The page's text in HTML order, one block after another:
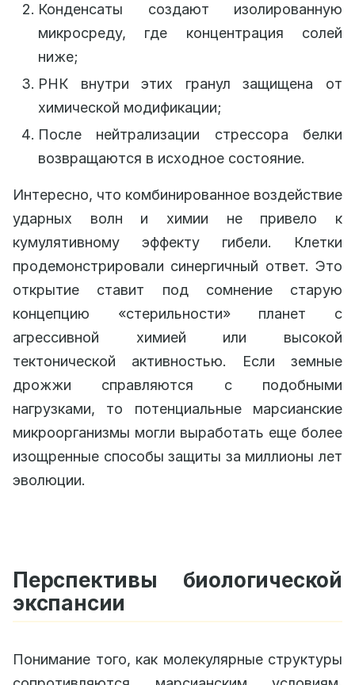
Конденсаты создают изолированную
микросреду, где концентрация солей
ниже;
РНК внутри этих гранул защищена от
химической модификации;
После нейтрализации стрессора белки
возвращаются в исходное состояние.
Интересно, что комбинированное воздействие
ударных волн и химии не привело к
кумулятивному эффекту гибели. Клетки
продемонстрировали синергичный ответ. Это
открытие ставит под сомнение старую
концепцию «стерильности» планет с
агрессивной химией или высокой
тектонической активностью. Если земные
дрожжи справляются с подобными
нагрузками, то потенциальные марсианские
микроорганизмы могли выработать еще более
изощренные способы защиты за миллионы лет
эволюции.
Перспективы биологической
экспансии
Понимание того, как молекулярные структуры